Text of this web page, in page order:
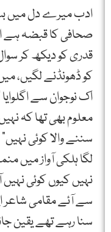
ادب میرے دل میں
صحافی کا قبضہ ہے
قدری کو دیکھ کر
کو ڈھونڈنے لگیں،
اک نوجوان سے
معلوم بھی تھا کہ
سننے والا کوئی
لگا ہلکی آواز میں
نہیں کیوں کوئی
سے آئے مقامی شاعر
سنا رہے تھے یقین